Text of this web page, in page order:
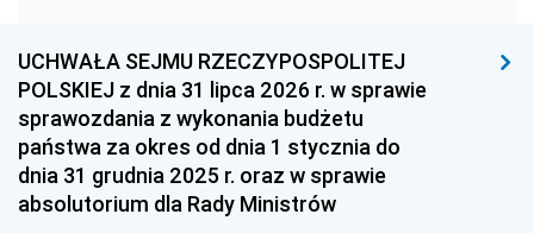
1939 1938 1937
1936 1930
UCHWAŁA SEJMU RZECZYPOSPOLITEJ
POLSKIEJ z dnia 31 lipca 2026 r. w sprawie
sprawozdania z wykonania budżetu
państwa za okres od dnia 1 stycznia do
dnia 31 grudnia 2025 r. oraz w sprawie
absolutorium dla Rady Ministrów